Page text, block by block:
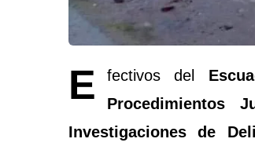
E fectivos del
Procedimientos
Investigaciones de